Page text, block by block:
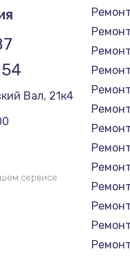
Вал, 21к4
сервисе